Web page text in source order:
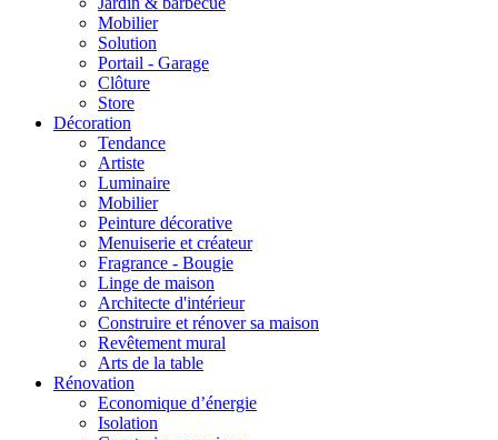
Mobilier
Solution
Portail - Garage
Clôture
Store
Décoration
Tendance
Artiste
Luminaire
Mobilier
Peinture décorative
Menuiserie et créateur
Fragrance - Bougie
Linge de maison
Architecte d'intérieur
Construire et rénover sa maison
Revêtement mural
Arts de la table
Rénovation
Economique d’énergie
Isolation